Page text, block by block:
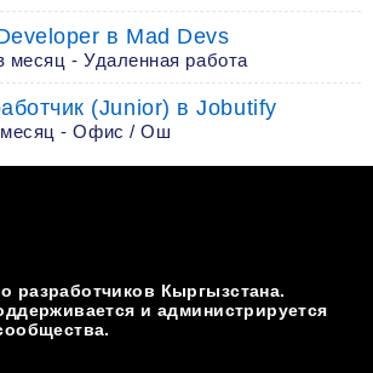
в Mad Devs
месяц - Удаленная работа
(Junior) в Jobutify
месяц - Офис / Ош
Кыргызстана.
и администрируется